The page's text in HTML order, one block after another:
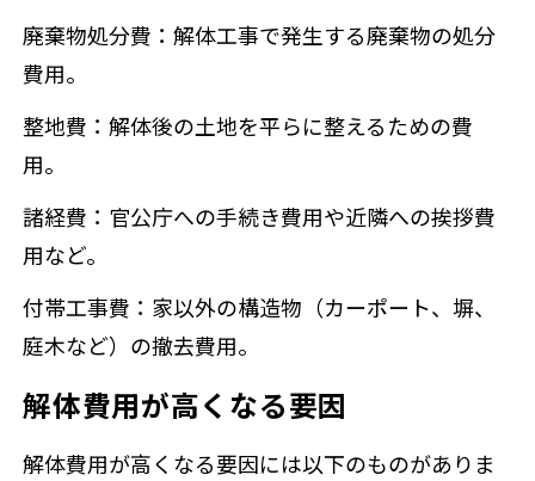
廃棄物処分費：解体工事で発生する廃棄物の処分
費用。
整地費：解体後の土地を平らに整えるための費
用。
諸経費：官公庁への手続き費用や近隣への挨拶費
用など。
付帯工事費：家以外の構造物（カーポート、塀、
庭木など）の撤去費用。
解体費用が高くなる要因
解体費用が高くなる要因には以下のものがありま